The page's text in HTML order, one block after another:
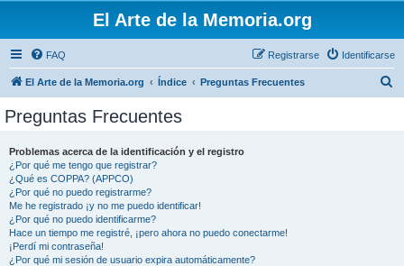
El Arte de la Memoria.org
FAQ Identificarse
Registrarse
El Arte de la Memoria.org Índice Preguntas Frecuentes
Preguntas Frecuentes
Problemas acerca de la identificación y el registro
¿Por qué me tengo que registrar?
¿Qué es COPPA? (APPCO)
¿Por qué no puedo registrarme?
Me he registrado ¡y no me puedo identificar!
¿Por qué no puedo identificarme?
Hace un tiempo me registré, ¡pero ahora no puedo conectarme!
¡Perdí mi contraseña!
¿Por qué mi sesión de usuario expira automáticamente?